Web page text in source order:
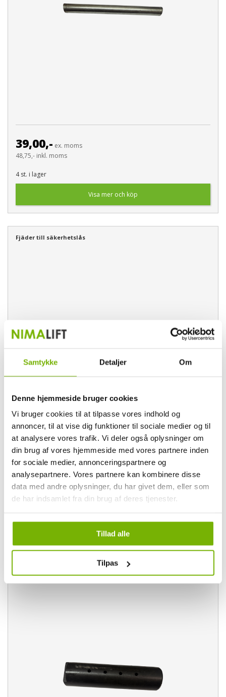
Samtykke Detaljer Om
Denne hjemmeside bruger cookies
Vi bruger cookies til at tilpasse vores indhold og
annoncer, til at vise dig funktioner til sociale medier og til
at analysere vores trafik. Vi deler også oplysninger om
din brug af vores hjemmeside med vores partnere inden
for sociale medier, annonceringspartnere og
analysepartnere. Vores partnere kan kombinere disse
data med andre oplysninger, du har givet dem, eller som
de har indsamlet fra din brug af deres tjenester.
Tillad alle
Tilpas
39,00,- ex. moms
48,75,- inkl. moms
4 st. i lager
Visa mer och köp
Fjäder till säkerhetslås
39,00,-ex. moms
48,75,- inkl. moms